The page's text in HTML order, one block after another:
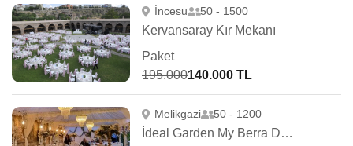
İncesu 50 - 1500
Kervansaray Kır Mekanı
Paket
195.000140.000 TL
Melikgazi 50 - 1200
İdeal Garden My Berra Düğün Salonu